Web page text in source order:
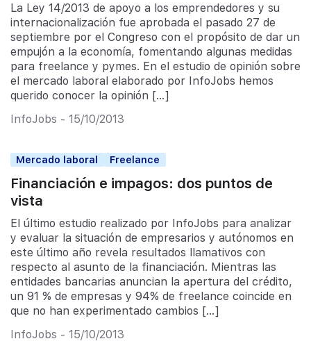
La Ley 14/2013 de apoyo a los emprendedores y su
internacionalización fue aprobada el pasado 27 de
septiembre por el Congreso con el propósito de dar un
empujón a la economía, fomentando algunas medidas
para freelance y pymes. En el estudio de opinión sobre
el mercado laboral elaborado por InfoJobs hemos
querido conocer la opinión […]
InfoJobs - 15/10/2013
Mercado laboral Freelance
Financiación e impagos: dos puntos de
vista
El último estudio realizado por InfoJobs para analizar
y evaluar la situación de empresarios y autónomos en
este último año revela resultados llamativos con
respecto al asunto de la financiación. Mientras las
entidades bancarias anuncian la apertura del crédito,
un 91 % de empresas y 94% de freelance coincide en
que no han experimentado cambios […]
InfoJobs - 15/10/2013